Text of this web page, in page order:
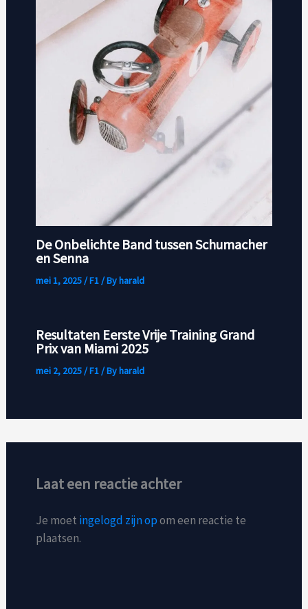
De Onbelichte Band tussen Schumacher
en Senna
mei 1, 2025/F1/ By harald
Resultaten Eerste Vrije Training Grand
Prix van Miami 2025
mei 2, 2025/F1/ By harald
Laat een reactie achter
Je moet ingelogd zijn opom een reactie te
plaatsen.